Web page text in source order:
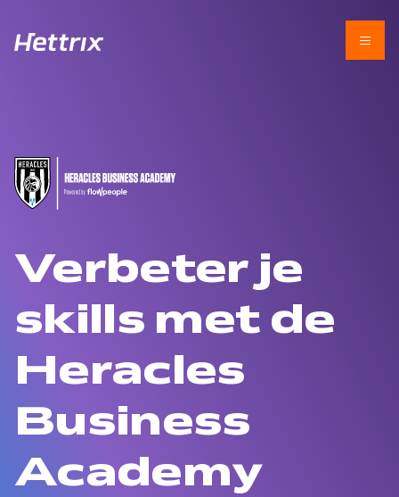
Verbeter je
skills met de
Heracles
Business
Academy